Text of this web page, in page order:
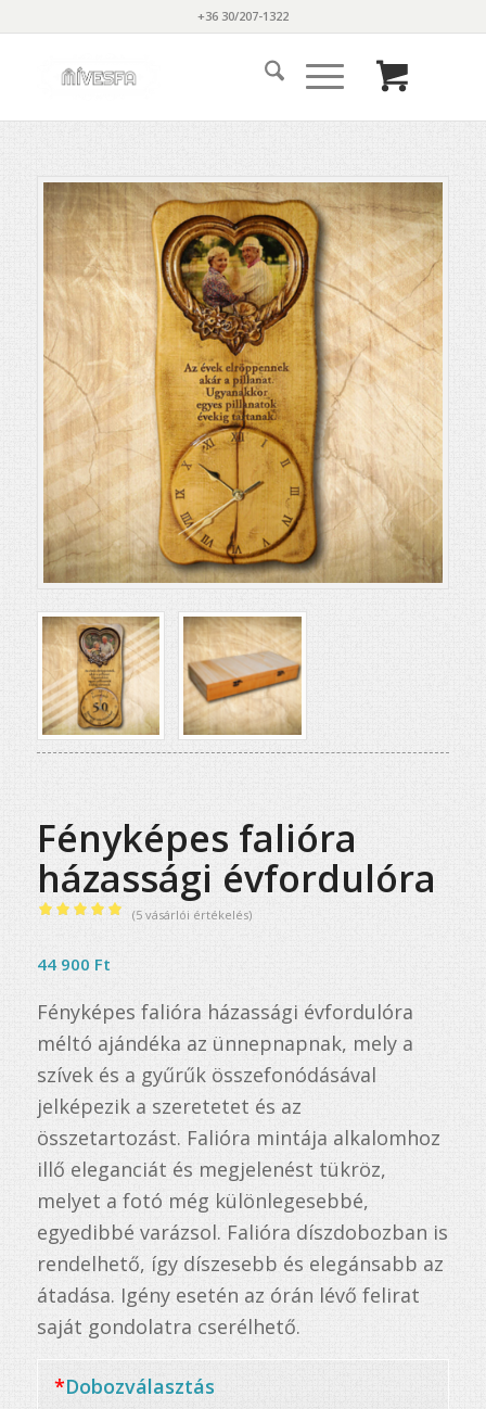
+36 30/207-1322
Fényképes falióra
házassági évfordulóra
5.00az 5-
5
értékelés
alapján
(5vásárlói értékelés)
44 900 Ft
Fényképes falióra házassági évfordulóra
méltó ajándéka az ünnepnapnak, mely a
szívek és a gyűrűk összefonódásával
jelképezik a szeretetet és az
összetartozást. Falióra mintája alkalomhoz
illő eleganciát és megjelenést tükröz,
melyet a fotó még különlegesebbé,
egyedibbé varázsol. Falióra díszdobozban is
rendelhető, így díszesebb és elegánsabb az
átadása. Igény esetén az órán lévő felirat
saját gondolatra cserélhető.
*Dobozválasztás